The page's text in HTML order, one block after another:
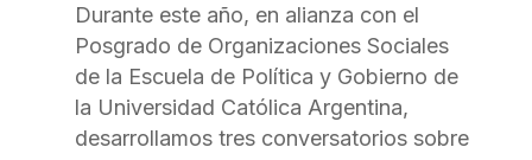
Durante este año, en alianza con el
Posgrado de Organizaciones Sociales
de la Escuela de Política y Gobierno de
la Universidad Católica Argentina,
desarrollamos tres conversatorios sobre